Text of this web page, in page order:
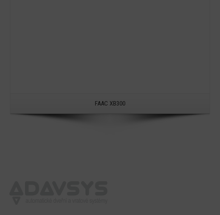
FAAC XB300